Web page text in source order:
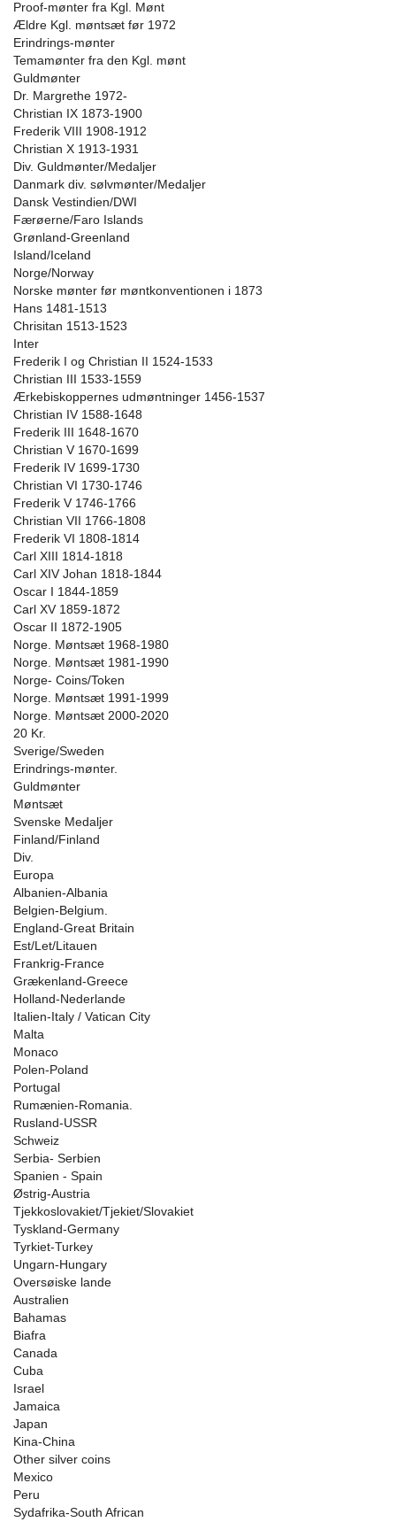
Proof-mønter fra Kgl. Mønt
Ældre Kgl. møntsæt før 1972
Erindrings-mønter
Temamønter fra den Kgl. mønt
Guldmønter
Dr. Margrethe 1972-
Christian IX 1873-1900
Frederik VIII 1908-1912
Christian X 1913-1931
Div. Guldmønter/Medaljer
Danmark div. sølvmønter/Medaljer
Dansk Vestindien/DWI
Færøerne/Faro Islands
Grønland-Greenland
Island/Iceland
Norge/Norway
Norske mønter før møntkonventionen i 1873
Hans 1481-1513
Chrisitan 1513-1523
Inter
Frederik I og Christian II 1524-1533
Christian III 1533-1559
Ærkebiskoppernes udmøntninger 1456-1537
Christian IV 1588-1648
Frederik III 1648-1670
Christian V 1670-1699
Frederik IV 1699-1730
Christian VI 1730-1746
Frederik V 1746-1766
Christian VII 1766-1808
Frederik VI 1808-1814
Carl XIII 1814-1818
Carl XIV Johan 1818-1844
Oscar I 1844-1859
Carl XV 1859-1872
Oscar II 1872-1905
Norge. Møntsæt 1968-1980
Norge. Møntsæt 1981-1990
Norge- Coins/Token
Norge. Møntsæt 1991-1999
Norge. Møntsæt 2000-2020
20 Kr.
Sverige/Sweden
Erindrings-mønter.
Guldmønter
Møntsæt
Svenske Medaljer
Finland/Finland
Div.
Europa
Albanien-Albania
Belgien-Belgium.
England-Great Britain
Est/Let/Litauen
Frankrig-France
Grækenland-Greece
Holland-Nederlande
Italien-Italy / Vatican City
Malta
Monaco
Polen-Poland
Portugal
Rumænien-Romania.
Rusland-USSR
Schweiz
Serbia- Serbien
Spanien - Spain
Østrig-Austria
Tjekkoslovakiet/Tjekiet/Slovakiet
Tyskland-Germany
Tyrkiet-Turkey
Ungarn-Hungary
Oversøiske lande
Australien
Bahamas
Biafra
Canada
Cuba
Israel
Jamaica
Japan
Kina-China
Other silver coins
Mexico
Peru
Sydafrika-South African